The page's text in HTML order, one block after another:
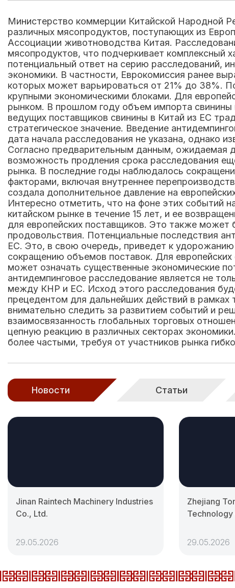
Министерство коммерции Китайской Народной
различных мясопродуктов, поступающих из
Ассоциации животноводства Китая.
мясопродуктов, что подчеркивает комплексный
потенциальный ответ на серию расследований,
экономики. В частности, Еврокомиссия ранее
которых может варьироваться от 21% до 38%.
крупными экономическими блоками. Для
рынком. В прошлом году объем импорта
ведущих поставщиков свинины в Китай из ЕС
стратегическое значение. Введение
дата начала расследования не указана, однако
Согласно предварительным данным, ожидаемая
возможность продления срока расследования
рынка. В последние годы наблюдалось
факторами, включая внутреннее
создала дополнительное давление на
Интересно отметить, что на фоне этих событий
китайском рынке в течение 15 лет, и ее
для европейских поставщиков. Это также может
продовольствия. Потенциальные последствия
ЕС. Это, в свою очередь, приведет к
сокращению объемов поставок. Для
может означать существенные экономические
антидемпинговое расследование является не
между КНР и ЕС. Исход этого расследования
прецедентом для дальнейших действий в
внимательно следить за развитием событий и
взаимосвязанность глобальных торговых
цепную реакцию в различных секторах
более частыми, требуя от участников рынка
Новости Статьи
Jinan Raintech Machinery Industries
Co., Ltd.
29.05.2026
Zhejiang
Technology
29.05.2026